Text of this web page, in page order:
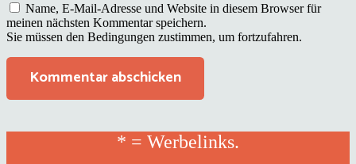
Name, E-Mail-Adresse und Website in diesem Browser für
meinen nächsten Kommentar speichern.
Sie müssen den Bedingungen zustimmen, um fortzufahren.
Kommentar abschicken
* = Werbelinks.